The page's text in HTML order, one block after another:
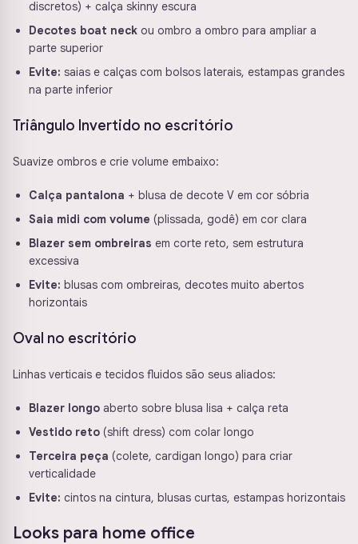
discretos) + calça skinny escura
Decotes boat neck ou ombro a ombro para ampliar a
parte superior
Evite: saias e calças com bolsos laterais, estampas grandes
na parte inferior
Triângulo Invertido no escritório
Suavize ombros e crie volume embaixo:
Calça pantalona + blusa de decote V em cor sóbria
Saia midi com volume (plissada, godê) em cor clara
Blazer sem ombreiras em corte reto, sem estrutura
excessiva
Evite: blusas com ombreiras, decotes muito abertos
horizontais
Oval no escritório
Linhas verticais e tecidos fluidos são seus aliados:
Blazer longo aberto sobre blusa lisa + calça reta
Vestido reto (shift dress) com colar longo
Terceira peça (colete, cardigan longo) para criar
verticalidade
Evite: cintos na cintura, blusas curtas, estampas horizontais
Looks para home office